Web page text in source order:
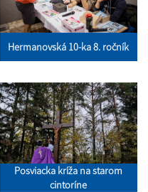
Hermanovská 10-ka 8. ročník
Posviacka kríža na starom
cintoríne